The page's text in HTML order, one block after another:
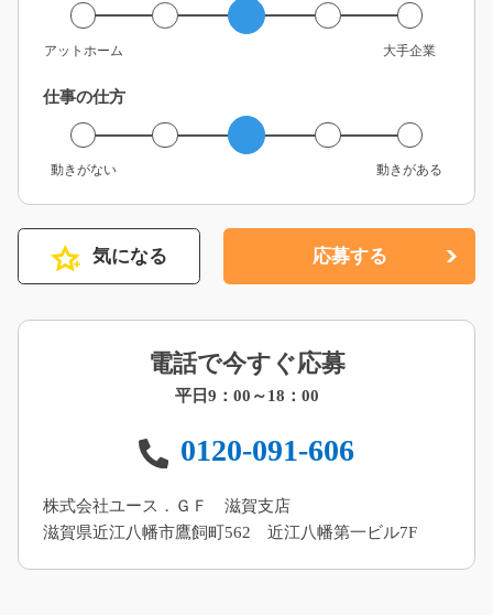
アットホーム 大手企業
仕事の仕方
動きがない 動きがある
気になる 応募する
電話で今すぐ応募
平日9：00～18：00
0120-091-606
株式会社ユース．ＧＦ 滋賀支店
滋賀県近江八幡市鷹飼町562 近江八幡第一ビル7F